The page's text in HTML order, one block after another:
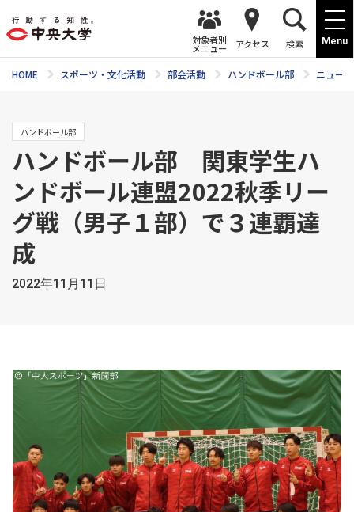
Menu
対象者別
メニュー アクセス 検索
HOME スポーツ・文化活動 部会活動 ハンドボール部 ニュース
ハンドボール部
ハンドボール部 関東学生ハ
ンドボール連盟2022秋季リー
グ戦（男子１部）で３連覇達
成
2022年11月11日